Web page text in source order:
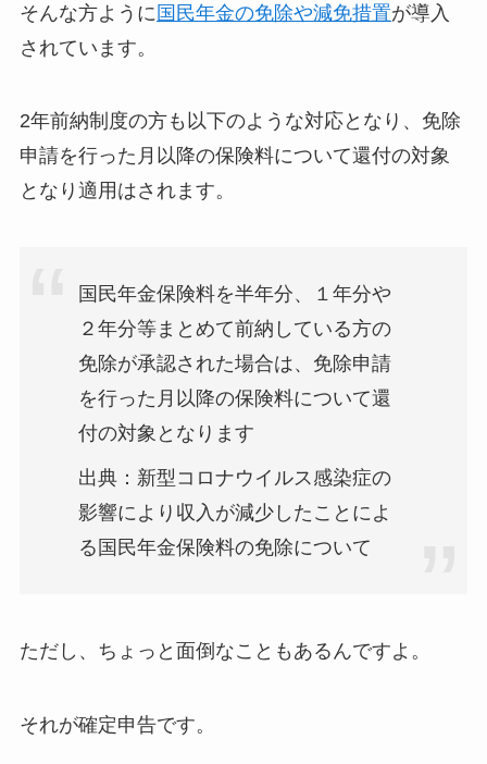
そんな方ように 国民年金の免除や減免措置が導入
されています。
2年前納制度の方も以下のような対応となり、免除
申請を行った月以降の保険料について還付の対象
となり適用はされます。
国民年金保険料を半年分、１年分や
２年分等まとめて前納している方の
免除が承認された場合は、免除申請
を行った月以降の保険料について還
付の対象となります
出典：新型コロナウイルス感染症の
影響により収入が減少したことによ
る国民年金保険料の免除について
ただし、ちょっと面倒なこともあるんですよ。
それが確定申告です。